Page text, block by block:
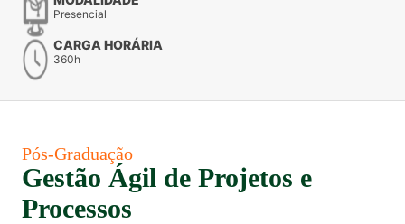
Presencial
CARGA HORÁRIA
360h
Pós-Graduação
Gestão Ágil de Projetos e
Processos